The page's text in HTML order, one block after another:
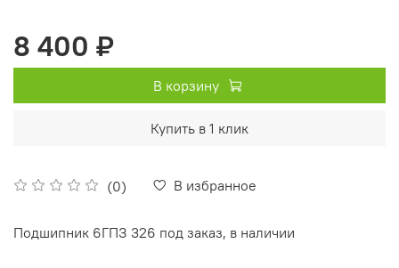
(0) В избранное
8 400 ₽
В корзину
Купить в 1 клик
Подшипник 6ГПЗ 326 под заказ, в наличии